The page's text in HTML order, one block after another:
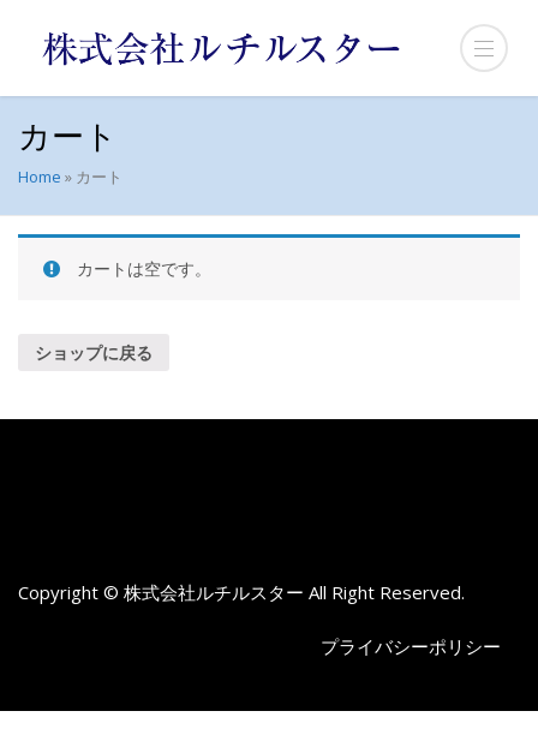
カート
Home » カート
カートは空です。
ショップに戻る
Copyright © 株式会社ルチルスター All Right Reserved.
プライバシーポリシー